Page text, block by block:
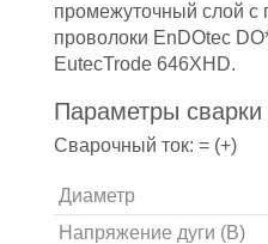
промежуточный слой
проволоки EnDOtec
EutecTrode 646XHD.
Параметры сварки
Сварочный ток: = (+)
Диаметр
Напряжение дуги (В)